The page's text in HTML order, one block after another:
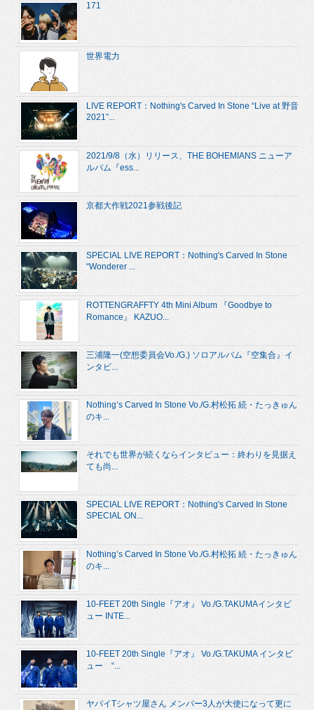
171
世界電力
LIVE REPORT：Nothing's Carved In Stone “Live at 野音
2021”...
2021/9/8（水）リリース、THE BOHEMIANS ニューア
ルバム『ess...
京都大作戦2021参戦後記
SPECIAL LIVE REPORT：Nothing's Carved In Stone
“Wonderer ...
ROTTENGRAFFTY 4th Mini Album 『Goodbye to
Romance』 KAZUO...
三浦隆一(空想委員会Vo./G.) ソロアルバム『空集合』イ
ンタビ...
Nothing’s Carved In Stone Vo./G.村松拓 続・たっきゅん
のキ...
それでも世界が続くならインタビュー：終わりを見据え
ても尚...
SPECIAL LIVE REPORT：Nothing's Carved In Stone
SPECIAL ON...
Nothing’s Carved In Stone Vo./G.村松拓 続・たっきゅん
のキ...
10-FEET 20th Single『アオ』 Vo./G.TAKUMAインタビ
ュー INTE...
10-FEET 20th Single『アオ』 Vo./G.TAKUMA インタビ
ュー “...
ヤバイTシャツ屋さん メンバー3人が大使になって更に